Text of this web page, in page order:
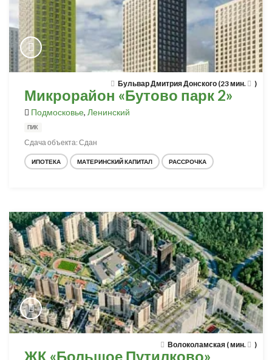
Бульвар Дмитрия Донского (23 мин. )
Микрорайон «Бутово парк 2»
Подмосковье, Ленинский
ПИК
Сдача объекта: Сдан
ИПОТЕКА МАТЕРИНСКИЙ КАПИТАЛ РАССРОЧКА
Волоколамская ( мин. )
ЖК «Большое Путилково»